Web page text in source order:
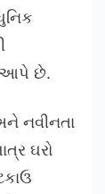
આપે છે.
નવીનતા
ઘરો